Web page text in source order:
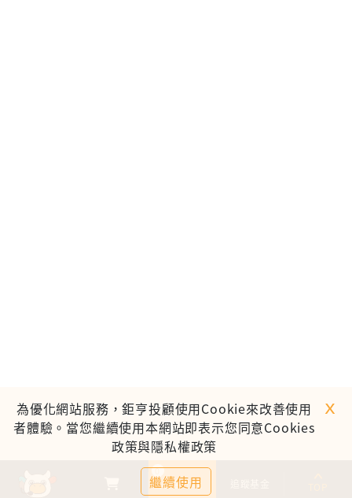
基金比較
0
為優化網站服務，鉅亨投顧使用Cookie來改善使用
者體驗。當您繼續使用本網站即表示您同意Cookies
政策與隱私權政策
繼續使用
ｘ